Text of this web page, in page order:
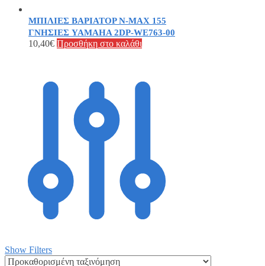
ΜΠΙΛΙΕΣ ΒΑΡΙΑΤΟΡ N-MAX 155
ΓΝΗΣΙΕΣ YAMAHA 2DP-WE763-00
10,40€ Προσθήκη στο καλάθι
Show Filters